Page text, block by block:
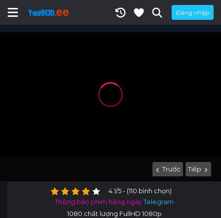
Đăng nhập
Trước Tiếp
4.1/5 - (110 bình chọn)
Thông báo phim hằng ngàyTelegram
1080 chất lượng FullHD 1080p